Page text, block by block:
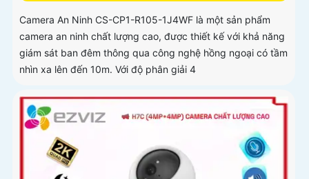
Camera An Ninh CS-CP1-R105-1J4WF là một sản phẩm
camera an ninh chất lượng cao, được thiết kế với khả năng
giám sát ban đêm thông qua công nghệ hồng ngoại có tầm
nhìn xa lên đến 10m. Với độ phân giải 4